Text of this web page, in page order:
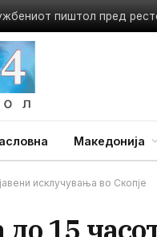
пиштол пред
Македонија
исклучувања во Скопје